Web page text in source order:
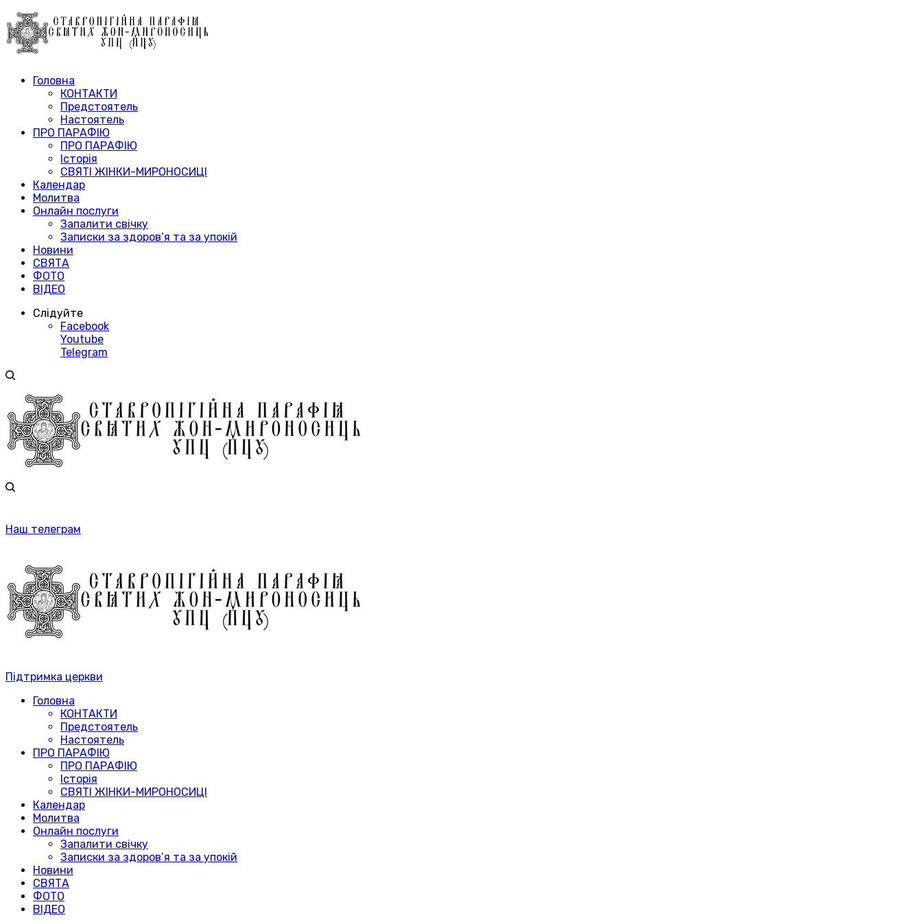
Головна
КОНТАКТИ
Предстоятель
Настоятель
ПРО ПАРАФІЮ
ПРО ПАРАФІЮ
Історія
СВЯТІ ЖІНКИ-МИРОНОСИЦІ
Календар
Молитва
Онлайн послуги
Запалити свічку
Записки за здоров’я та за упокій
Новини
СВЯТА
ФОТО
ВІДЕО
Слідуйте
Facebook
Youtube
Telegram
Наш телеграм
Підтримка церкви
Головна
КОНТАКТИ
Предстоятель
Настоятель
ПРО ПАРАФІЮ
ПРО ПАРАФІЮ
Історія
СВЯТІ ЖІНКИ-МИРОНОСИЦІ
Календар
Молитва
Онлайн послуги
Запалити свічку
Записки за здоров’я та за упокій
Новини
СВЯТА
ФОТО
ВІДЕО